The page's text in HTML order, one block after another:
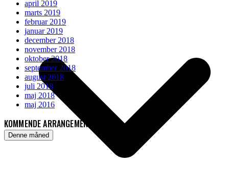
april 2019
marts 2019
februar 2019
januar 2019
december 2018
november 2018
oktober 2018
september 2018
august 2018
juli 2018
maj 2018
maj 2016
KOMMENDE ARRANGEMENTER
Denne måned